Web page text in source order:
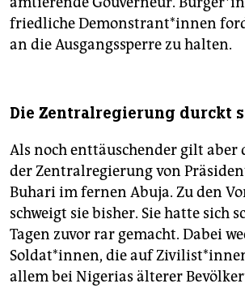
friedliche Demonstrant*innen
an die Ausgangssperre zu halten.
Die Zentralregierung durckt
Als noch enttäuschender gilt aber
der Zentralregierung von
Buhari im fernen Abuja. Zu den
schweigt sie bisher. Sie hatte sich
Tagen zuvor rar gemacht. Dabei
Soldat*innen, die auf
allem bei Nigerias älterer